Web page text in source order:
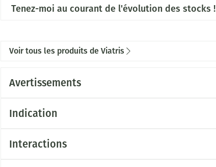
Tenez-moi au courant de l'évolution des stocks !
Voir tous les produits de Viatris
Avertissements
Indication
Interactions